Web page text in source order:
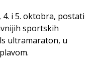
i 5. oktobra, postati
sportskih
ultramaraton, u